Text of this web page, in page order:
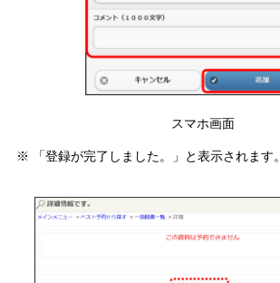
スマホ画面
※ 「登録が完了しました。」と表示されます。